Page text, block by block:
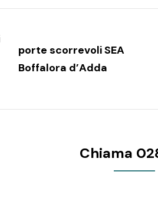
porte scorrevoli SEA
Boffalora d’Adda
Chiama